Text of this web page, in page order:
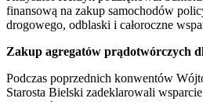
finansową na zakup samochodów
drogowego, odblaski i całoroczne
Zakup agregatów prądotwórczych
Podczas poprzednich konwentów
Starosta Bielski zadeklarowali